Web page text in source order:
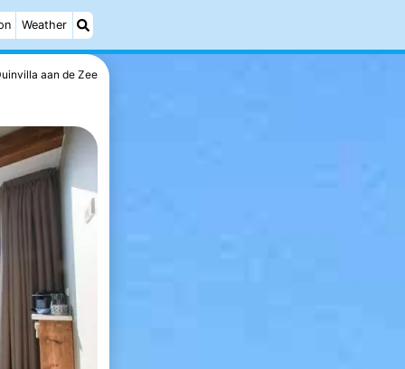
Weather
aan de Zee